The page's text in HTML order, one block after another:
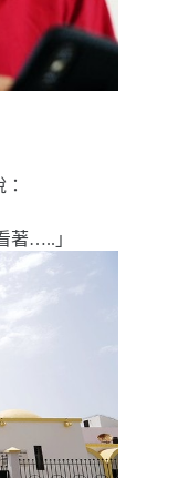
著…..」